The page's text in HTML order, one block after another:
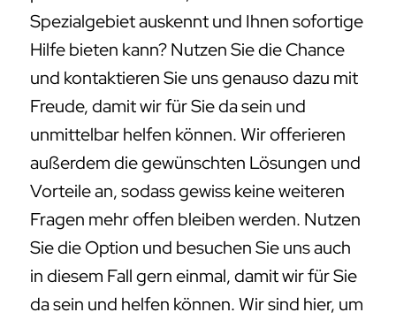
Spezialgebiet auskennt und Ihnen sofortige
Hilfe bieten kann? Nutzen Sie die Chance
und kontaktieren Sie uns genauso dazu mit
Freude, damit wir für Sie da sein und
unmittelbar helfen können. Wir offerieren
außerdem die gewünschten Lösungen und
Vorteile an, sodass gewiss keine weiteren
Fragen mehr offen bleiben werden. Nutzen
Sie die Option und besuchen Sie uns auch
in diesem Fall gern einmal, damit wir für Sie
da sein und helfen können. Wir sind hier, um